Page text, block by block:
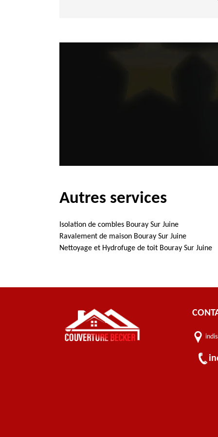
Autres services
Isolation de combles Bouray Sur Juine
Ravalement de maison Bouray Sur Juine
Nettoyage et Hydrofuge de toit Bouray Sur Juine